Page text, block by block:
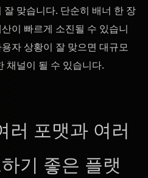
맞습니다. 단순히 배너 한 장
이 빠르게 소진될 수 있습니
자 상황이 잘 맞으면 대규모
채널이 될 수 있습니다.
러 포맷과 여러
기 좋은 플랫